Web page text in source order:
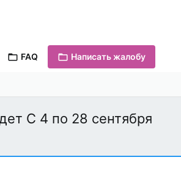
FAQ Написать жалобу
С 4 по 28 сентября